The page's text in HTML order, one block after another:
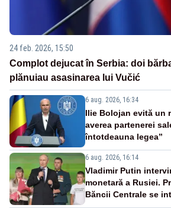
24 feb. 2026, 15:50
Complot dejucat în Serbia: doi
plănuiau asasinarea lui Vučić
6 aug. 2026, 16:34
Ilie Bolojan evită un
averea partenerei
întotdeauna legea”
6 aug. 2026, 16:14
Vladimir Putin
monetară a Rusiei.
Băncii Centrale se